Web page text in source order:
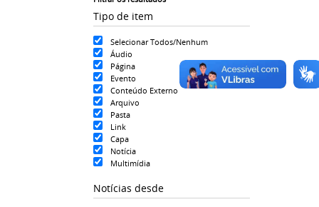
Tipo de item
Selecionar Todos/Nenhum
Áudio
Página
Evento
Conteúdo Externo
Arquivo
Pasta
Link
Capa
Notícia
Multimídia
Notícias desde